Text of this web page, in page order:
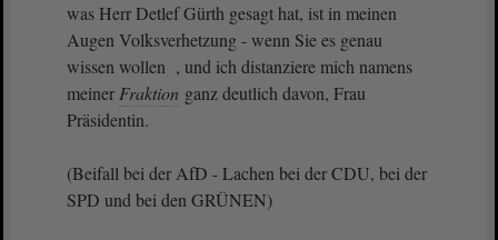
was Herr Detlef Gürth gesagt hat, ist in meinen
Augen Volksverhetzung - wenn Sie es genau
wissen wollen , und ich distanziere mich namens
meiner Fraktion ganz deutlich davon, Frau
Präsidentin.
(Beifall bei der AfD - Lachen bei der CDU, bei der
SPD und bei den GRÜNEN)